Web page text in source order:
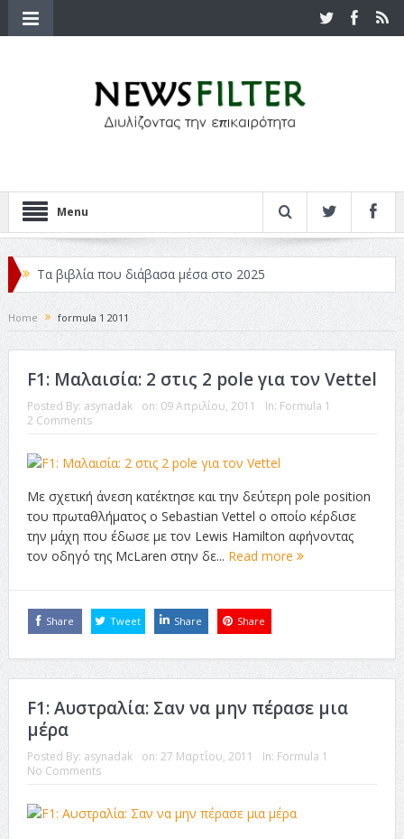
Menu
Τα βιβλία που διάβασα μέσα στο 2025
Κριτικές ταινιών: Ο Ντι Κάπριο και ο Λάνθιμος
Σχεδιασμός που «Μιλάει» Χωρίς Λέξεις
Σπιρτόκουτο: η απόλυτη αντισυμβατική καλοκαιρινή
ταινία
Η Φροντίδα Έχει Πολλές Μορφές: Κι Όλες Σε Αφορούν
Τρία Βήματα Μπροστά για Σένα και την Επιχείρησή σου
Home formula 1 2011
F1: Μαλαισία: 2 στις 2 pole για τον Vettel
Posted By: asynadak on: 09 Απριλίου, 2011 In: Formula 1
2 Comments
Με σχετική άνεση κατέκτησε και την δεύτερη pole position
του πρωταθλήματος ο Sebastian Vettel ο οποίο κέρδισε
την μάχη που έδωσε με τον Lewis Hamilton αφήνοντας
τον οδηγό της McLaren στην δε... Read more
Share Tweet Share Share
F1: Αυστραλία: Σαν να μην πέρασε μια
μέρα
Posted By: asynadak on: 27 Μαρτίου, 2011 In: Formula 1
No Comments